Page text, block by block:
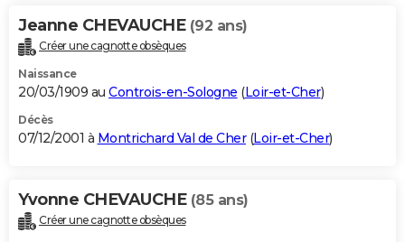
Jeanne CHEVAUCHE (92 ans)
Créer une cagnotte obsèques
Naissance
20/03/1909 au Controis-en-Sologne (Loir-et-Cher)
Décès
07/12/2001 à Montrichard Val de Cher(Loir-et-Cher)
Yvonne CHEVAUCHE (85 ans)
Créer une cagnotte obsèques